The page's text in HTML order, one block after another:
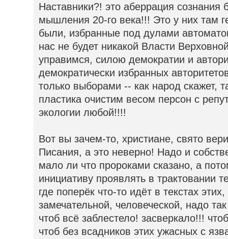
Наставники?! это аберрация сознания
мышления 20-го века!!! Это у них там
были, избранные под дулами
нас не будет никакой Власти
управимся, силою демократии и
демократически избранных
только выборами -- как народ скажет,
пластика очистим весом персон с
экологии любой!!!!
Вот вы зачем-то, христиане, свято
Писания, а это неверно! Надо и
мало ли что пророками сказано, а
инициативу проявлять в трактовании
где поперёк что-то идёт в текстах
замечательной, человеческой, надо
чтоб всё заблестело! засверкало!!!
чтоб без всадников этих ужасных с